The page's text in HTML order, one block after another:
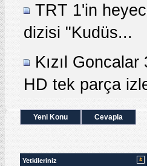
TRT 1'in
dizisi "Kudüs...
Kızıl Goncalar
HD tek parça
Yeni Konu Cevapla
Yetkileriniz